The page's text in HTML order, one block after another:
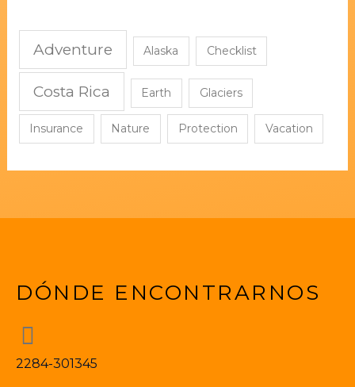
Adventure Alaska Checklist
Costa Rica Earth Glaciers
Insurance Nature Protection Vacation
DÓNDE ENCONTRARNOS
2284-301345